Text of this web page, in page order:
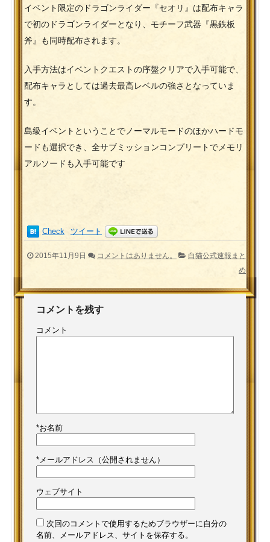
イベント限定のドラゴンライダー『セオリ』は配布キャラ
で初のドラゴンライダーとなり、モチーフ武器『黒鉄板
斧』も同時配布されます。
入手方法はイベントクエストの序盤クリアで入手可能で、
配布キャラとしては過去最高レベルの強さとなっていま
す。
島級イベントということでノーマルモードのほかハードモ
ードも選択でき、全サブミッションコンプリートでメモリ
アルソードも入手可能です
Check ツイート
2015年11月9日 コメントはありません。
白猫公式速報まと
め
コメントを残す
コメント
*お名前
*メールアドレス（公開されません）
ウェブサイト
次回のコメントで使用するためブラウザーに自分の
名前、メールアドレス、サイトを保存する。